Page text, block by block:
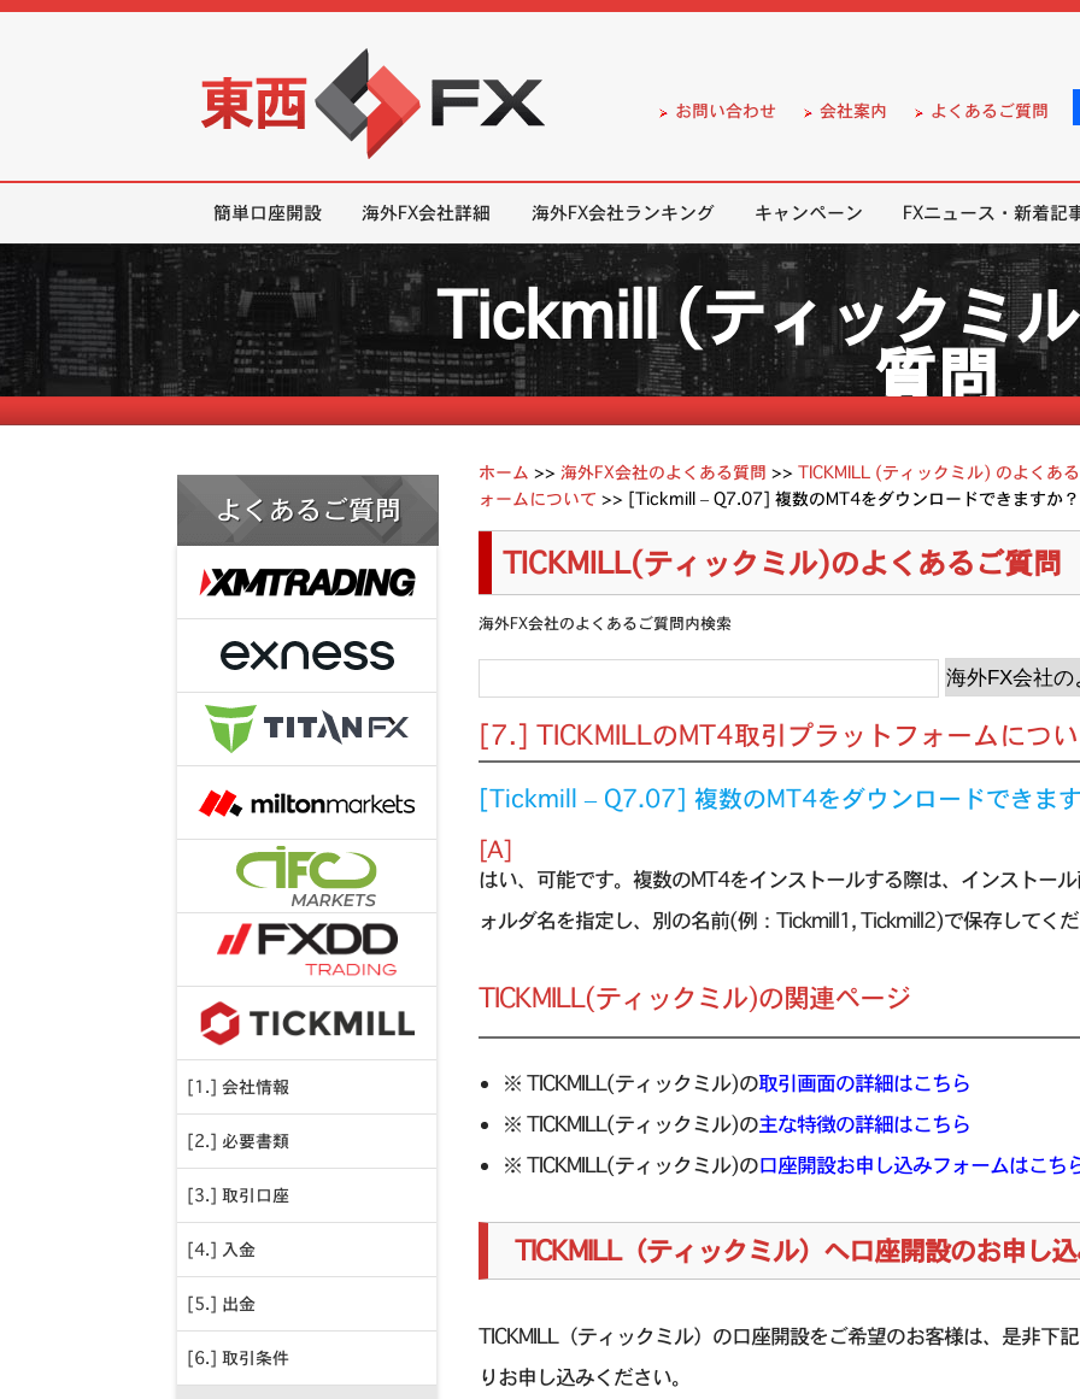
お問い合わせ 会社案内 よくあるご質問
簡単口座開設 海外FX会社詳細 海外FX会社ランキング キャンペーン FXニュース・新着記
Tickmill (ティックミ
質問
よくあるご質問
[1.] 会社情報
[2.] 必要書類
[3.] 取引口座
[4.] 入金
[5.] 出金
[6.] 取引条件
ホーム >> 海外FX会社のよくある質問 >> TICKMILL (ティックミル) のよくあ
ォームについて >> [Tickmill – Q7.07] 複数のMT4をダウンロードできますか？
TICKMILL(ティックミル)のよくあるご質問
海外FX会社のよくあるご質問内検索
[7.] TICKMILLのMT4取引プラットフォームにつ
[Tickmill – Q7.07] 複数のMT4をダウンロードできま
[A]
はい、可能です。複数のMT4をインストールする際は、インストー
ォルダ名を指定し、別の名前(例：Tickmill1, Tickmill2)で保存してく
TICKMILL(ティックミル)の関連ページ
※ TICKMILL(ティックミル)の取引画面の詳細はこちら
※ TICKMILL(ティックミル)の主な特徴の詳細はこちら
※ TICKMILL(ティックミル)の口座開設お申し込みフォームはこち
TICKMILL（ティックミル）へ口座開設のお申し
TICKMILL（ティックミル）の口座開設をご希望のお客様は、是非下
りお申し込みください。